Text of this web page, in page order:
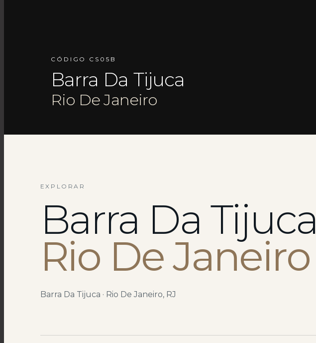
CÓDIGO CS05B
Barra Da Tijuca
Rio De Janeiro
EXPLORAR
Barra Da Tijuca
Rio De Janeiro
Barra Da Tijuca · Rio De Janeiro, RJ